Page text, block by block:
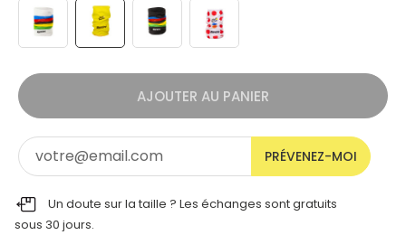
AJOUTER AU PANIER
PRÉVENEZ-MOI
Un doute sur la taille ? Les échanges sont gratuits
sous 30 jours.